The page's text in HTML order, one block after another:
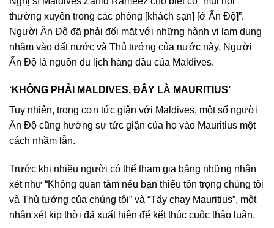
thường xuyên trong các phòng [khách sạn] [ở Ấn Độ]”.
Người Ấn Độ đã phải đối mặt với những hành vi lạm dụng
nhằm vào đất nước và Thủ tướng của nước này. Người
Ấn Độ là nguồn du lịch hàng đầu của Maldives.
‘KHÔNG PHẢI MALDIVES, ĐÂY LÀ MAURITIUS’
Tuy nhiên, trong cơn tức giận với Maldives, một số người
Ấn Độ cũng hướng sự tức giận của họ vào Mauritius một
cách nhầm lẫn.
Trước khi nhiều người có thể tham gia bằng những nhận
xét như “Không quan tâm nếu bạn thiếu tôn trọng chúng tôi
và Thủ tướng của chúng tôi” và “Tẩy chay Mauritius”, một
nhận xét kịp thời đã xuất hiện để kết thúc cuộc thảo luận.